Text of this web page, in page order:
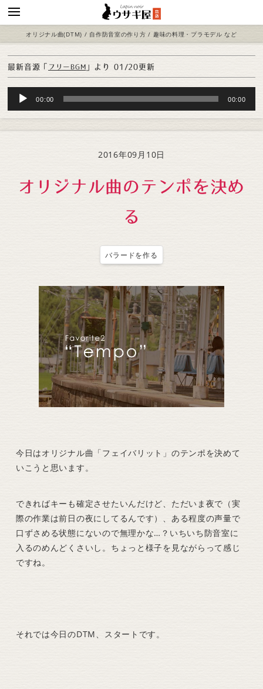
オリジナル曲(DTM) / 自作防音室の作り方 / 趣味の料理・プラモデル など
最新音源「 フリーBGM 」より 01/20更新
Audio
Player
00:00 00:00
2016年09月10日
オリジナル曲のテンポを決め
る
バラードを作る
今日はオリジナル曲「フェイバリット」のテンポを決めて
いこうと思います。
できればキーも確定させたいんだけど、ただいま夜で（実
際の作業は前日の夜にしてるんです）、ある程度の声量で
口ずさめる状態にないので無理かな…？いちいち防音室に
入るのめんどくさいし。ちょっと様子を見ながらって感じ
ですね。
それでは今日のDTM、スタートです。